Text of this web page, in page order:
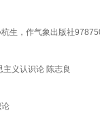
杭生，作气象出版社
主义认识论 陈志良
论